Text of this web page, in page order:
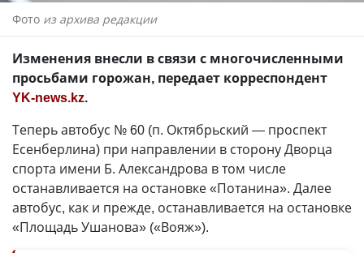
Фото из архива редакции
Изменения внесли в связи с многочисленными
просьбами горожан, передает корреспондент
YK-news.kz.
Теперь автобус № 60 (п. Октябрьский — проспект
Есенберлина) при направлении в сторону Дворца
спорта имени Б. Александрова в том числе
останавливается на остановке «Потанина». Далее
автобус, как и прежде, останавливается на остановке
«Площадь Ушанова» («Вояж»).